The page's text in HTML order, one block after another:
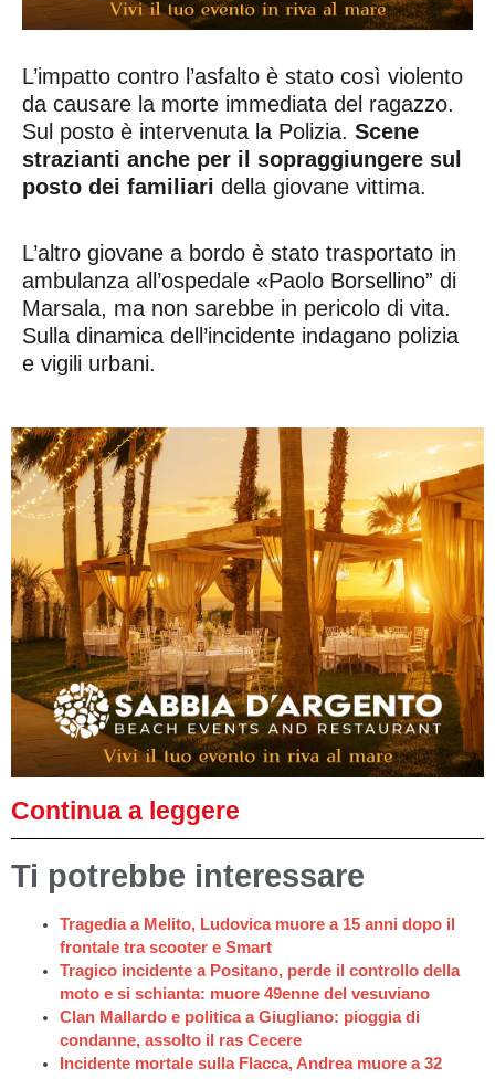
L’impatto contro l’asfalto è stato così violento
da causare la morte immediata del ragazzo.
Sul posto è intervenuta la Polizia. Scene
strazianti anche per il sopraggiungere sul
posto dei familiari della giovane vittima.
L’altro giovane a bordo è stato trasportato in
ambulanza all’ospedale «Paolo Borsellino” di
Marsala, ma non sarebbe in pericolo di vita.
Sulla dinamica dell’incidente indagano polizia
e vigili urbani.
Continua a leggere
Ti potrebbe interessare
Tragedia a Melito, Ludovica muore a 15 anni dopo il
frontale tra scooter e Smart
Tragico incidente a Positano, perde il controllo della
moto e si schianta: muore 49enne del vesuviano
Clan Mallardo e politica a Giugliano: pioggia di
condanne, assolto il ras Cecere
Incidente mortale sulla Flacca, Andrea muore a 32